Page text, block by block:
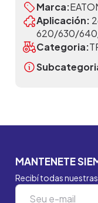
Marca:
Aplicación:
620/630/
Categoria:
MANTENETE
Recibí todas